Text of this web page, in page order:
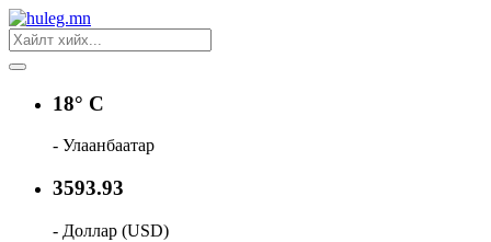
18° C
- Улаанбаатар
3593.93
- Доллар (USD)